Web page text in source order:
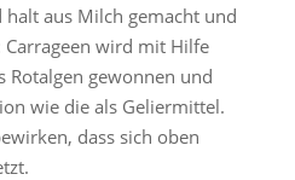
aus Milch gemacht und
Carrageen wird mit Hilfe
Rotalgen gewonnen und
wie die als Geliermittel.
dass sich oben